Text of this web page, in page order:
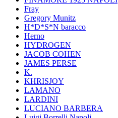
Fray
Gregory Munitz
H*D*S*N baracco
Herno
HYDROGEN
JACOB COHEN
JAMES PERSE
K.
KHRISJOY
LAMANO
LARDINI
LUCIANO BARBERA